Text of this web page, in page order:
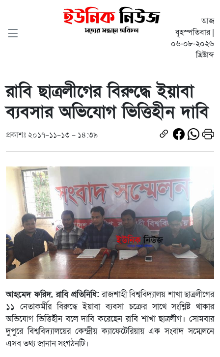
আজ
বৃহস্পতিবার |
০৬-০৮-২০২৬
খ্রিষ্টাব্দ
রাবি ছাত্রলীগের বিরুদ্ধে ইয়াবা
ব্যবসার অভিযোগ ভিত্তিহীন দাবি
প্রকাশঃ ২০১৭-১১-১৩ - ১৪:৩৯
আহমেদ ফরিদ, রাবি প্রতিনিধি: রাজশাহী বিশ্ববিদ্যালয় শাখা ছাত্রলীগের
১১ নেতাকর্মীর বিরুদ্ধে ইয়াবা ব্যবসা চক্রের সাথে সংশ্লিষ্ট থাকার
অভিযোগ ভিত্তিহীন বলে দাবি করেছেন রাবি শাখা ছাত্রলীগ। সোমবার
দুপুরে বিশ্ববিদ্যালয়ের কেন্দ্রীয় ক্যাফেটেরিয়ায় এক সংবাদ সম্মেলনে
এসব তথ্য জানান সংগঠনটি।